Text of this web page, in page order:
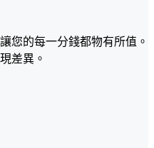
讓您的每一分錢都物有所值。
差異。